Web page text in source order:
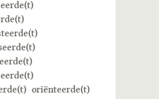
oriënteerde(t)